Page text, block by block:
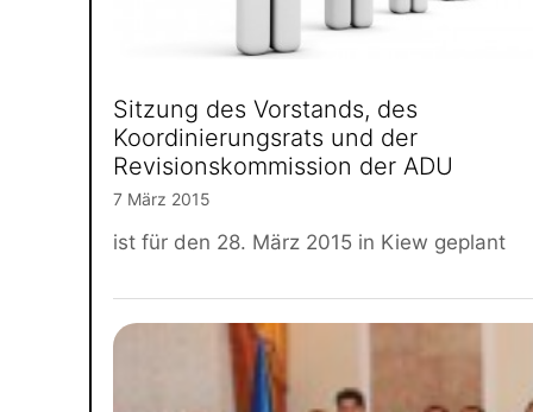
Sitzung des Vorstands, des
Koordinierungsrats und der
Revisionskommission der ADU
7 März 2015
ist für den 28. März 2015 in Kiew geplant